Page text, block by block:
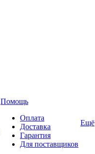
Помощь
Оплата
Доставка
Гарантия
Для поставщиков
Ещё